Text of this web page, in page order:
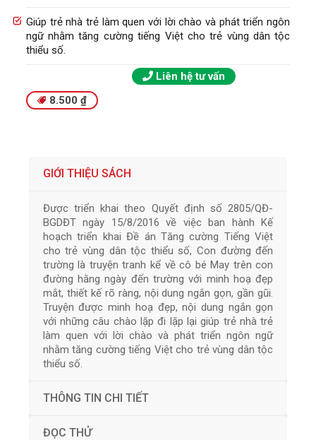
Giúp trẻ nhà trẻ làm quen với lời chào và phát triển ngôn
ngữ nhằm tăng cường tiếng Việt cho trẻ vùng dân tộc
thiểu số.
8.500 ₫
Liên hệ tư vấn
GIỚI THIỆU SÁCH
Được triển khai theo Quyết định số 2805/QĐ-
BGDĐT ngày 15/8/2016 về việc ban hành Kế
hoạch triển khai Đề án Tăng cường Tiếng Việt
cho trẻ vùng dân tộc thiểu số, Con đường đến
trường là truyện tranh kể về cô bé May trên con
đường hằng ngày đến trường với minh hoạ đẹp
mắt, thiết kế rõ ràng, nội dung ngắn gọn, gần gũi.
Truyện được minh hoạ đẹp, nội dung ngắn gọn
với những câu chào lặp đi lặp lại giúp trẻ nhà trẻ
làm quen với lời chào và phát triển ngôn ngữ
nhằm tăng cường tiếng Việt cho trẻ vùng dân tộc
thiểu số.
THÔNG TIN CHI TIẾT
ĐỌC THỬ